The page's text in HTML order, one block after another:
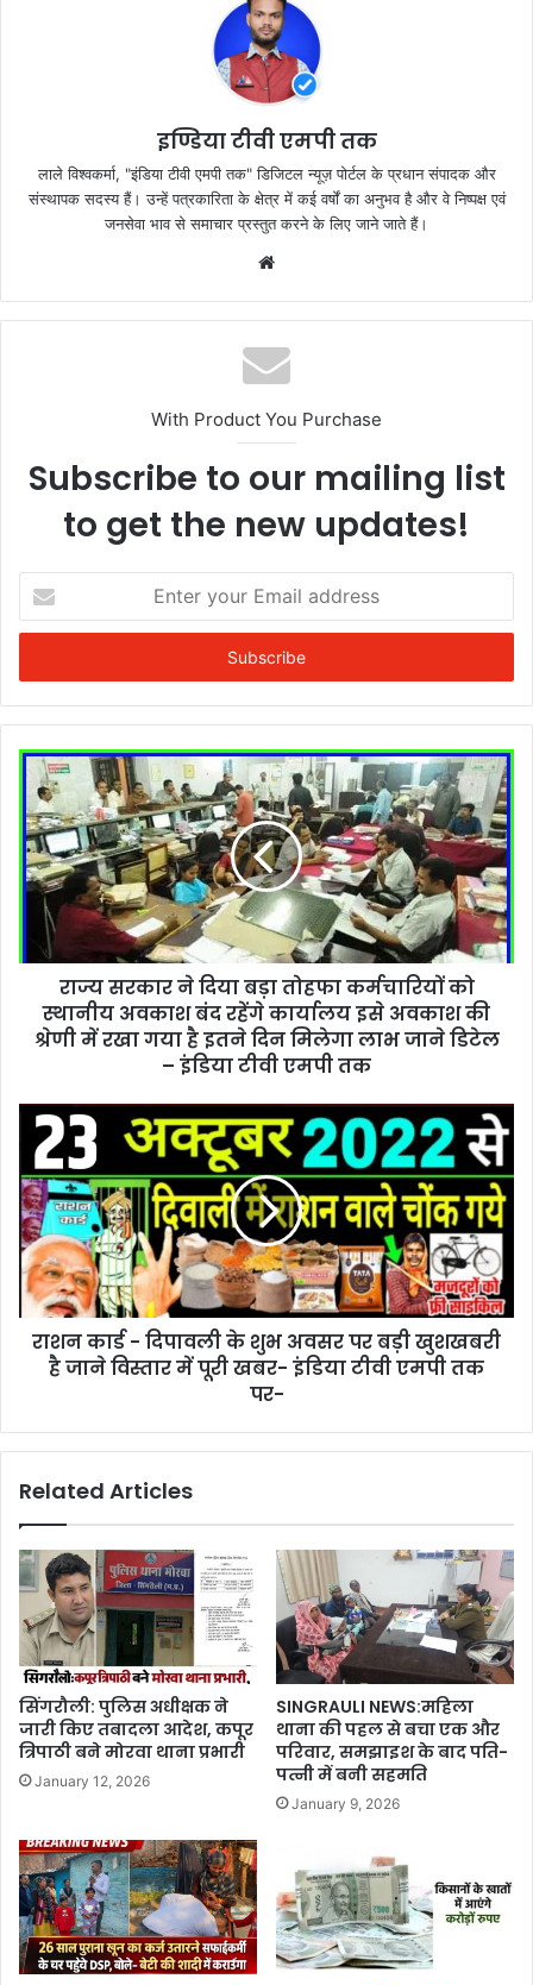
इण्डिया टीवी एमपी तक
लाले विश्वकर्मा, "इंडिया टीवी एमपी तक" डिजिटल न्यूज़ पोर्टल के प्रधान संपादक और
संस्थापक सदस्य हैं। उन्हें पत्रकारिता के क्षेत्र में कई वर्षों का अनुभव है और वे निष्पक्ष एवं
जनसेवा भाव से समाचार प्रस्तुत करने के लिए जाने जाते हैं।
With Product You Purchase
Subscribe to our mailing list
to get the new updates!
your
Email
राज्य सरकार ने दिया बड़ा तोहफा कर्मचारियों को
स्थानीय अवकाश बंद रहेंगे कार्यालय इसे अवकाश की
श्रेणी में रखा गया है इतने दिन मिलेगा लाभ जाने डिटेल
– इंडिया टीवी एमपी तक
राशन कार्ड - दिपावली के शुभ अवसर पर बड़ी खुशखबरी
है जाने विस्तार में पूरी खबर- इंडिया टीवी एमपी तक
पर-
Related Articles
सिंगरौली: पुलिस अधीक्षक ने
जारी किए तबादला आदेश, कपूर
त्रिपाठी बने मोरवा थाना प्रभारी
January 12, 2026
SINGRAULI NEWS:महिला
थाना की पहल से बचा एक और
परिवार, समझाइश के बाद पति-
पत्नी में बनी सहमति
January 9, 2026